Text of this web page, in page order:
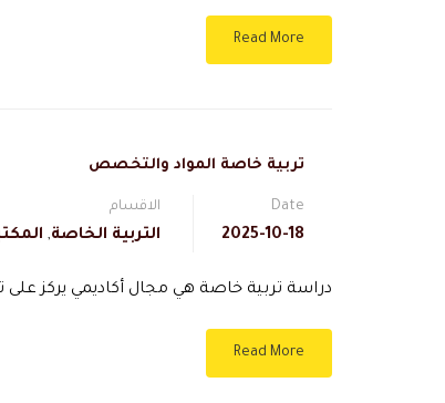
Read More
تربية خاصة المواد والتخصص
Date
2025-10-18
الاقسام
التربية الخاصة,
دراسة تربية خاصة هي مجال أكاديمي يركز على
Read More